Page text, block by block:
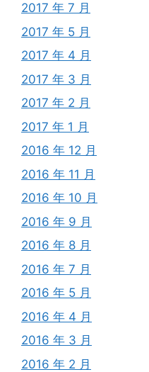
2017 年 7 月
2017 年 5 月
2017 年 4 月
2017 年 3 月
2017 年 2 月
2017 年 1 月
2016 年 12 月
2016 年 11 月
2016 年 10 月
2016 年 9 月
2016 年 8 月
2016 年 7 月
2016 年 5 月
2016 年 4 月
2016 年 3 月
2016 年 2 月